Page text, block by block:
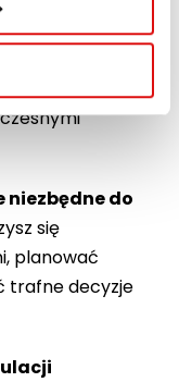
niezbędne do
się
planować
trafne decyzje